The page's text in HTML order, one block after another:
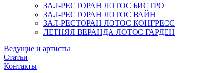
ЗАЛ-РЕСТОРАН ЛОТОС БИСТРО
ЗАЛ-РЕСТОРАН ЛОТОС ВАЙН
ЗАЛ-РЕСТОРАН ЛОТОС КОНГРЕСС
ЛЕТНЯЯ ВЕРАНДА ЛОТОС ГАРДЕН
Ведущие и артисты
Статьи
Контакты